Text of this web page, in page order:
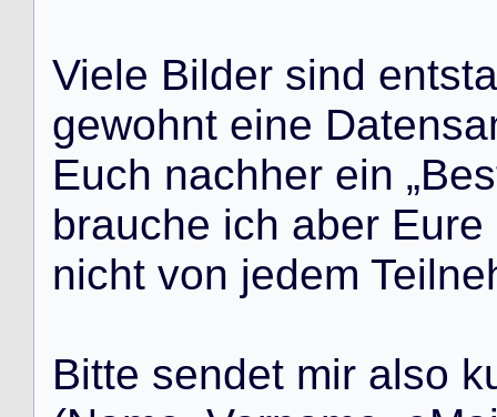
Viele Bilder sind entsta
gewohnt eine Datensa
Euch nachher ein „Bes
brauche ich aber Eure
nicht von jedem Teilne
Bitte sendet mir also k